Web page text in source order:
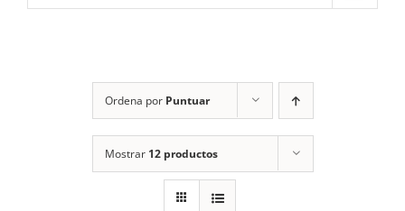
Ordena por Puntuar
Mostrar 12 productos